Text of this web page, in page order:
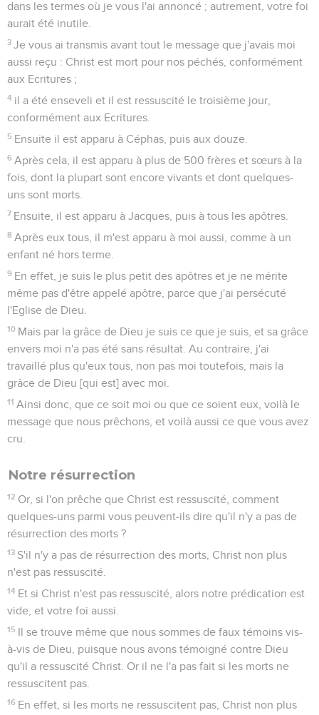
dans les termes où je vous l'ai annoncé ; autrement, votre foi
aurait été inutile.
3 Je vous ai transmis avant tout le message que j'avais moi
aussi reçu : Christ est mort pour nos péchés, conformément
aux Ecritures ;
4 il a été enseveli et il est ressuscité le troisième jour,
conformément aux Ecritures.
5 Ensuite il est apparu à Céphas, puis aux douze.
6 Après cela, il est apparu à plus de 500 frères et sœurs à la
fois, dont la plupart sont encore vivants et dont quelques-
uns sont morts.
7 Ensuite, il est apparu à Jacques, puis à tous les apôtres.
8 Après eux tous, il m'est apparu à moi aussi, comme à un
enfant né hors terme.
9 En effet, je suis le plus petit des apôtres et je ne mérite
même pas d'être appelé apôtre, parce que j'ai persécuté
l'Eglise de Dieu.
10 Mais par la grâce de Dieu je suis ce que je suis, et sa grâce
envers moi n'a pas été sans résultat. Au contraire, j'ai
travaillé plus qu'eux tous, non pas moi toutefois, mais la
grâce de Dieu [qui est] avec moi.
11 Ainsi donc, que ce soit moi ou que ce soient eux, voilà le
message que nous prêchons, et voilà aussi ce que vous avez
cru.
Notre résurrection
12 Or, si l'on prêche que Christ est ressuscité, comment
quelques-uns parmi vous peuvent-ils dire qu'il n'y a pas de
résurrection des morts ?
13 S'il n'y a pas de résurrection des morts, Christ non plus
n'est pas ressuscité.
14 Et si Christ n'est pas ressuscité, alors notre prédication est
vide, et votre foi aussi.
15 Il se trouve même que nous sommes de faux témoins vis-
à-vis de Dieu, puisque nous avons témoigné contre Dieu
qu'il a ressuscité Christ. Or il ne l'a pas fait si les morts ne
ressuscitent pas.
16 En effet, si les morts ne ressuscitent pas, Christ non plus